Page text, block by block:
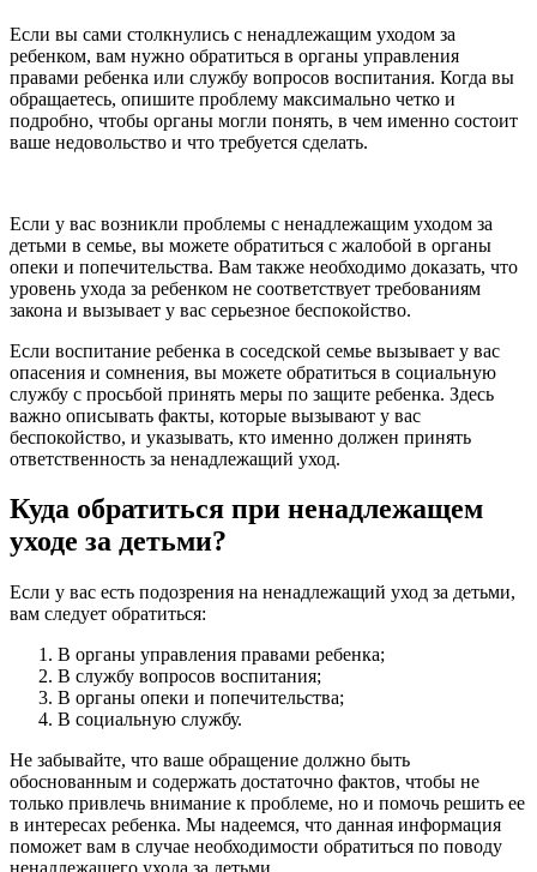
Если вы сами столкнулись с ненадлежащим уходом за
ребенком, вам нужно обратиться в органы управления
правами ребенка или службу вопросов воспитания. Когда вы
обращаетесь, опишите проблему максимально четко и
подробно, чтобы органы могли понять, в чем именно состоит
ваше недовольство и что требуется сделать.
Если у вас возникли проблемы с ненадлежащим уходом за
детьми в семье, вы можете обратиться с жалобой в органы
опеки и попечительства. Вам также необходимо доказать, что
уровень ухода за ребенком не соответствует требованиям
закона и вызывает у вас серьезное беспокойство.
Если воспитание ребенка в соседской семье вызывает у вас
опасения и сомнения, вы можете обратиться в социальную
службу с просьбой принять меры по защите ребенка. Здесь
важно описывать факты, которые вызывают у вас
беспокойство, и указывать, кто именно должен принять
ответственность за ненадлежащий уход.
Куда обратиться при ненадлежащем
уходе за детьми?
Если у вас есть подозрения на ненадлежащий уход за детьми,
вам следует обратиться:
В органы управления правами ребенка;
В службу вопросов воспитания;
В органы опеки и попечительства;
В социальную службу.
Не забывайте, что ваше обращение должно быть
обоснованным и содержать достаточно фактов, чтобы не
только привлечь внимание к проблеме, но и помочь решить ее
в интересах ребенка. Мы надеемся, что данная информация
поможет вам в случае необходимости обратиться по поводу